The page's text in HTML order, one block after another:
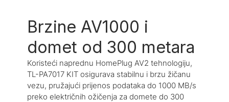
Brzine AV1000 i
domet od 300 metara
Koristeći naprednu HomePlug AV2 tehnologiju,
TL-PA7017 KIT osigurava stabilnu i brzu žičanu
vezu, pružajući prijenos podataka do 1000 MB/s
preko električnih ožičenja za domete do 300